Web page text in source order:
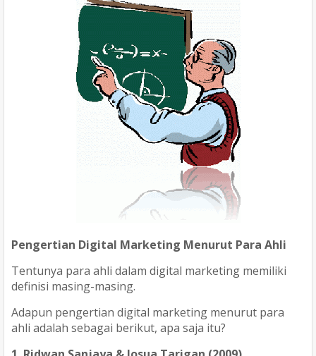
Pengertian Digital Marketing Menurut Para Ahli
Tentunya para ahli dalam digital marketing memiliki
definisi masing-masing.
Adapun pengertian digital marketing menurut para
ahli adalah sebagai berikut, apa saja itu?